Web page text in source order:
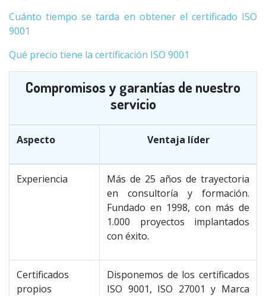
Cuánto tiempo se tarda en obtener el certificado ISO
9001
Qué precio tiene la certificación ISO 9001
Compromisos y garantías de nuestro
servicio
Aspecto Ventaja líder
Experiencia
Más de 25 años de trayectoria
en consultoría y formación.
Fundado en 1998, con más de
1.000 proyectos implantados
con éxito.
Certificados
propios
Disponemos de los certificados
ISO 9001, ISO 27001 y Marca